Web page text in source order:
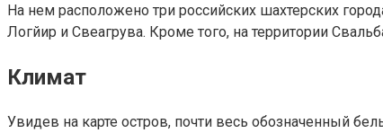
На нем расположено три российских шахтерских
Логйир и Свеагрува. Кроме того, на территории
Климат
Увидев на карте остров, почти весь обозначенный